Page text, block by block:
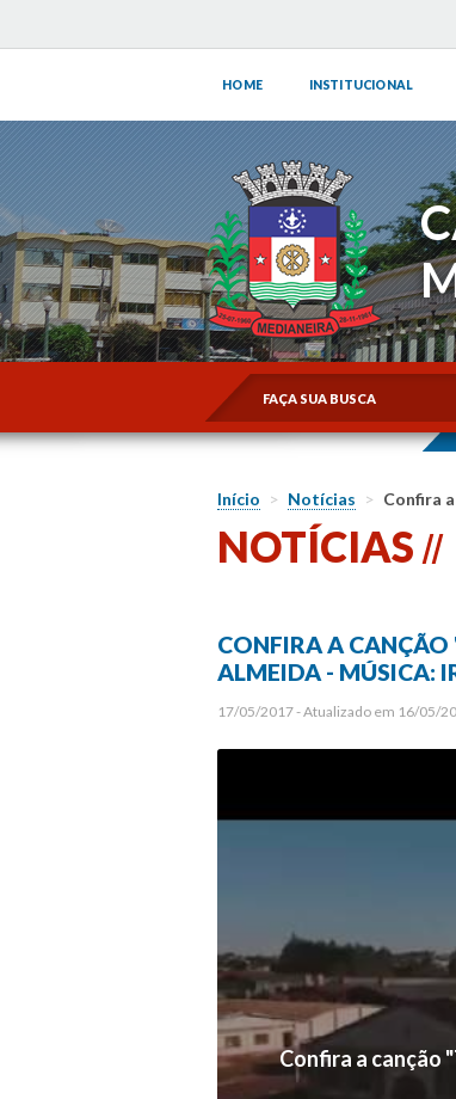
HOME INSTITUCIONAL
Início > Notícias > Confira
NOTÍCIAS
CONFIRA A CANÇÃO
ALMEIDA - MÚSICA:
17/05/2017 - Atualizado em 16/05/
Confira a canção